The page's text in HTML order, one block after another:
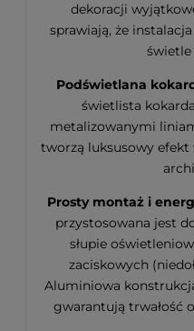
dekoracji
sprawiają, że
świetle
Podświetlana
świetlista
metalizowanymi
tworzą luksusowy efekt
Prosty montaż i
przystosowana jest
słupie
zaciskowych
Aluminiowa
gwarantują trwałość